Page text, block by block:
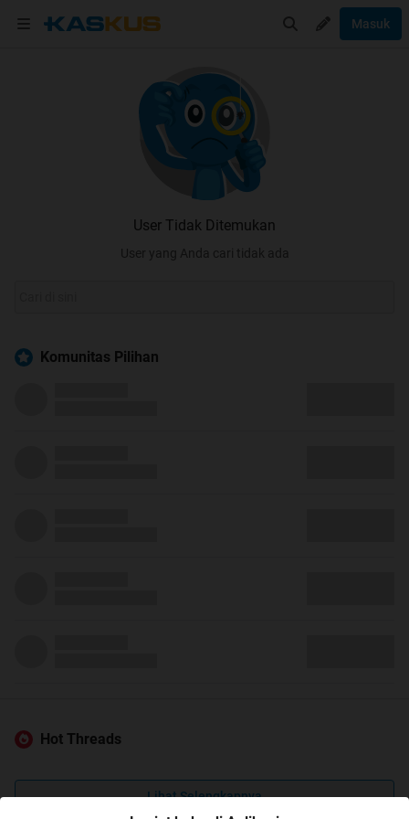
Masuk
User Tidak Ditemukan
User yang Anda cari tidak ada
Komunitas Pilihan
Hot Threads
Lihat Selengkapnya